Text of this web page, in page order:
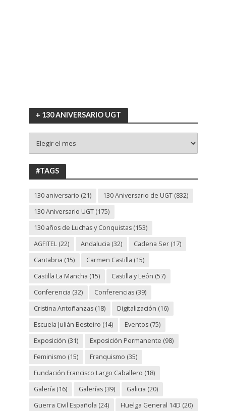
+ 130 ANIVERSARIO UGT
130
ANIVERSARIO
UGT
#TAGS
130 aniversario (21) 130 Aniversario de UGT(832)
130 Aniversario UGT(175)
130 años de Luchas y Conquistas(153)
AGFITEL(22) Andalucia (32) Cadena Ser(17)
Cantabria (15) Carmen Castilla (15)
Castilla La Mancha (15) Castilla y León (57)
Conferencia (32) Conferencias(39)
Cristina Antoñanzas(18) Digitalización (16)
Escuela Julián Besteiro (14) Eventos(75)
Exposición (31) Exposición Permanente (98)
Feminismo (15) Franquismo (35)
Fundación Francisco Largo Caballero (18)
Galería (16) Galerías(39) Galicia (20)
Guerra Civil Española (24) Huelga General 14D (20)